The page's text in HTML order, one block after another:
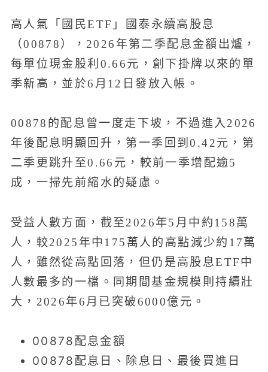
高人氣「國民ETF」國泰永續高股息
（00878），2026年第二季配息金額出爐，
每單位現金股利0.66元，創下掛牌以來的單
季新高，並於6月12日發放入帳。
00878的配息曾一度走下坡，不過進入2026
年後配息明顯回升，第一季回到0.42元，第
二季更跳升至0.66元，較前一季增配逾5
成，一掃先前縮水的疑慮。
受益人數方面，截至2026年5月中約158萬
人，較2025年中175萬人的高點減少約17萬
人，雖然從高點回落，但仍是高股息ETF中
人數最多的一檔。同期間基金規模則持續壯
大，2026年6月已突破6000億元。
00878配息金額
00878配息日、除息日、最後買進日